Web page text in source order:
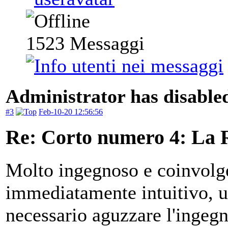
1523 Messaggi
Administrator has
#3 Feb-10-20 12:56:56
Re: Corto numero 4: La
Molto ingegnoso e
immediatamente intuitivo,
necessario aguzzare